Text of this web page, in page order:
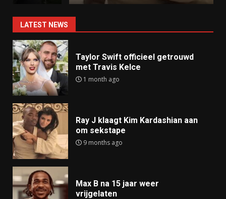
LATEST NEWS
Taylor Swift officieel getrouwd
met Travis Kelce
1 month ago
Ray J klaagt Kim Kardashian aan
om sekstape
9 months ago
Max B na 15 jaar weer
vrijgelaten